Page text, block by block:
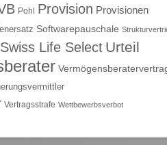
Pohl Provision Provisionen
Softwarepauschale
Swiss Life Select Urteil
Vertragsstrafe Wettbewerbsverbot